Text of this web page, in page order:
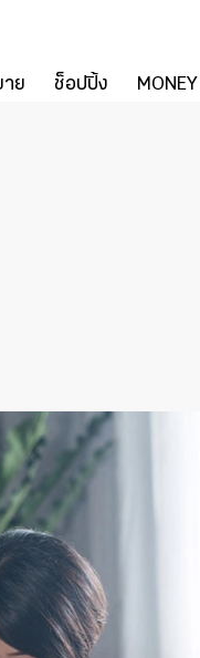
าย ช็อปปิ้ง MONEY